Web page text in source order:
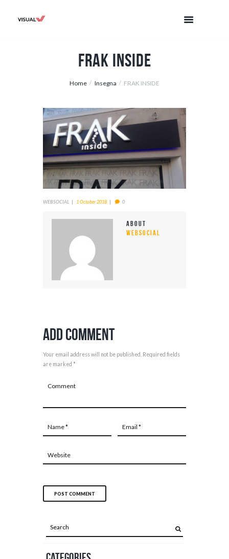
FRAK INSIDE
Home Insegna FRAK INSIDE
WEBSOCIAL 1 October 2018 0
About
WEBSOCIAL
Add Comment
Your email address will not be published. Required fields
are marked *